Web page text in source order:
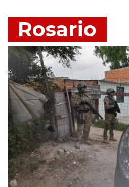
Rosario